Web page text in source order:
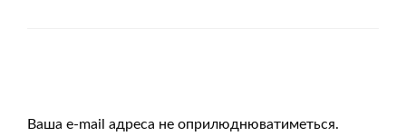
Ваша e-mail адреса не оприлюднюватиметься.